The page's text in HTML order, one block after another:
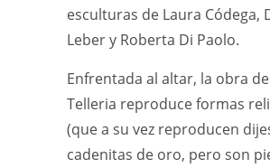
esculturas de Laura Códega,
Leber y Roberta Di Paolo.
Enfrentada al altar, la obra
Telleria reproduce formas
(que a su vez reproducen
cadenitas de oro, pero son